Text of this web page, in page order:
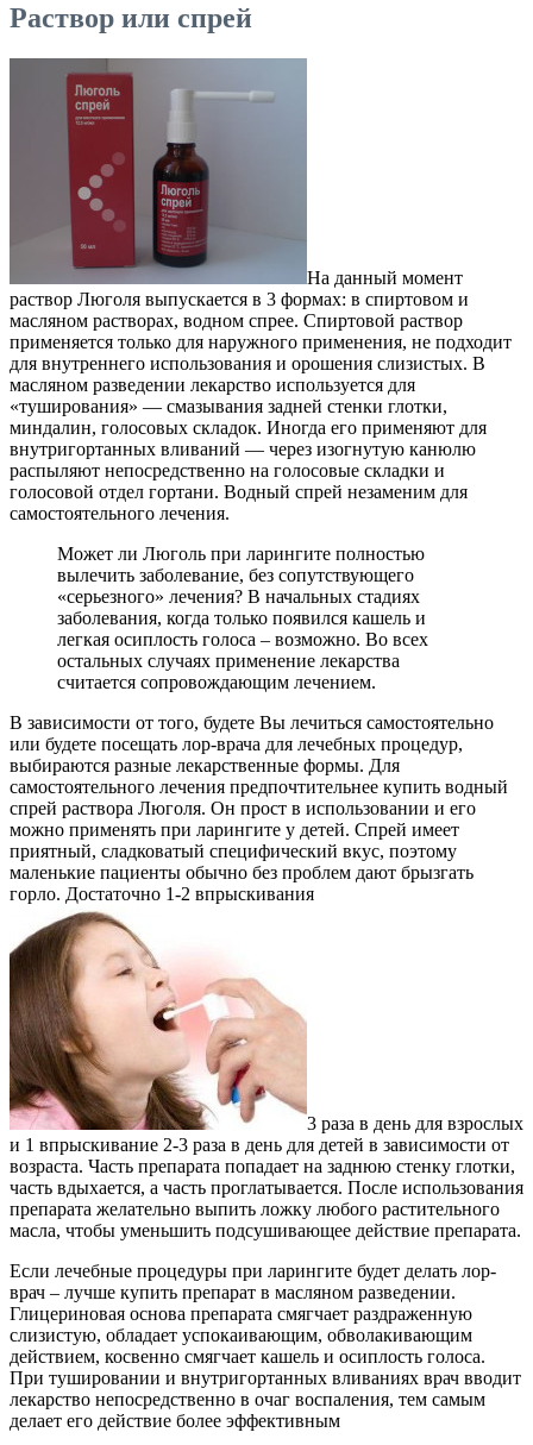
Раствор или спрей
На данный момент
раствор Люголя выпускается в 3 формах: в спиртовом и
масляном растворах, водном спрее. Спиртовой раствор
применяется только для наружного применения, не подходит
для внутреннего использования и орошения слизистых. В
масляном разведении лекарство используется для
«туширования» — смазывания задней стенки глотки,
миндалин, голосовых складок. Иногда его применяют для
внутригортанных вливаний — через изогнутую канюлю
распыляют непосредственно на голосовые складки и
голосовой отдел гортани. Водный спрей незаменим для
самостоятельного лечения.
Может ли Люголь при ларингите полностью
вылечить заболевание, без сопутствующего
«серьезного» лечения? В начальных стадиях
заболевания, когда только появился кашель и
легкая осиплость голоса – возможно. Во всех
остальных случаях применение лекарства
считается сопровождающим лечением.
В зависимости от того, будете Вы лечиться самостоятельно
или будете посещать лор-врача для лечебных процедур,
выбираются разные лекарственные формы. Для
самостоятельного лечения предпочтительнее купить водный
спрей раствора Люголя. Он прост в использовании и его
можно применять при ларингите у детей. Спрей имеет
приятный, сладковатый специфический вкус, поэтому
маленькие пациенты обычно без проблем дают брызгать
горло. Достаточно 1-2 впрыскивания
3 раза в день для взрослых
и 1 впрыскивание 2-3 раза в день для детей в зависимости от
возраста. Часть препарата попадает на заднюю стенку глотки,
часть вдыхается, а часть проглатывается. После использования
препарата желательно выпить ложку любого растительного
масла, чтобы уменьшить подсушивающее действие препарата.
Если лечебные процедуры при ларингите будет делать лор-
врач – лучше купить препарат в масляном разведении.
Глицериновая основа препарата смягчает раздраженную
слизистую, обладает успокаивающим, обволакивающим
действием, косвенно смягчает кашель и осиплость голоса.
При тушировании и внутригортанных вливаниях врач вводит
лекарство непосредственно в очаг воспаления, тем самым
делает его действие более эффективным